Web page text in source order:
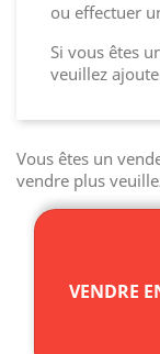
ou effectuer
Si vous êtes
veuillez
Vous êtes un
vendre plus
VENDRE